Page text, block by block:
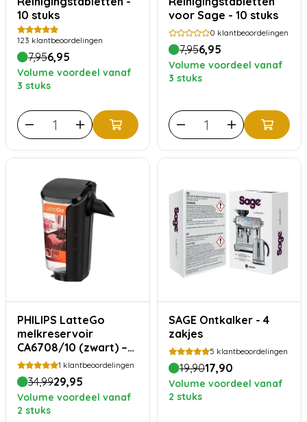
10 stuks
123 klantbeoordelingen
7,956,95
Volume voordeel vanaf
3 stuks
voor Sage - 10 stuks
0 klantbeoordelingen
7,956,95
Volume voordeel vanaf
3 stuks
PHILIPS LatteGo
melkreservoir
CA6708/10 (zwart) –
origineel
1 klantbeoordelingen
34,9929,95
Volume voordeel vanaf
2 stuks
SAGE Ontkalker - 4
zakjes
5 klantbeoordelingen
19,9017,90
Volume voordeel vanaf
2 stuks